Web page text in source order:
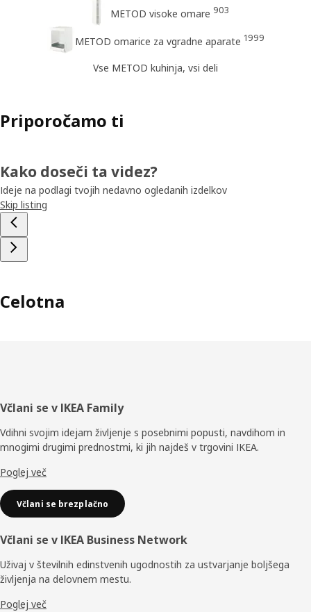
METOD visoke omare 903
METOD omarice za vgradne aparate 1999
Vse METOD kuhinja, vsi deli
Priporočamo ti
Kako doseči ta videz?
Ideje na podlagi tvojih nedavno ogledanih izdelkov
Skip listing
Celotna
Noga
Včlani se v IKEA Family
Vdihni svojim idejam življenje s posebnimi popusti, navdihom in
mnogimi drugimi prednostmi, ki jih najdeš v trgovini IKEA.
Poglej več
Včlani se brezplačno
Včlani se v IKEA Business Network
Uživaj v številnih edinstvenih ugodnostih za ustvarjanje boljšega
življenja na delovnem mestu.
Poglej več